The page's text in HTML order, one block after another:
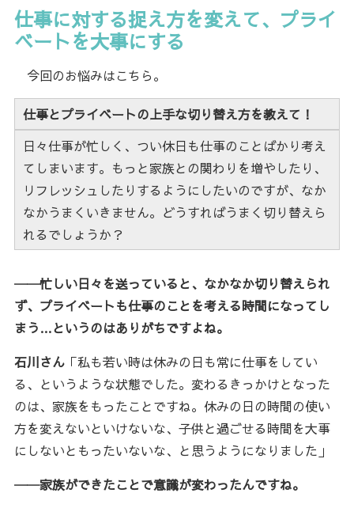
仕事に対する捉え方を変えて、プライ
ベートを大事にする
今回のお悩みはこちら。
仕事とプライベートの上手な切り替え方を教えて！
日々仕事が忙しく、つい休日も仕事のことばかり考え
てしまいます。もっと家族との関わりを増やしたり、
リフレッシュしたりするようにしたいのですが、なか
なかうまくいきません。どうすればうまく切り替えら
れるでしょうか？
──忙しい日々を送っていると、なかなか切り替えられ
ず、プライベートも仕事のことを考える時間になってし
まう…というのはありがちですよね。
石川さん「私も若い時は休みの日も常に仕事をしてい
る、というような状態でした。変わるきっかけとなった
のは、家族をもったことですね。休みの日の時間の使い
方を変えないといけないな、子供と過ごせる時間を大事
にしないともったいないな、と思うようになりました」
──家族ができたことで意識が変わったんですね。